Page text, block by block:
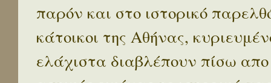
παρόν και στο ιστορικό
κάτοικοι της Αθήνας,
ελάχιστα διαβλέπουν πίσω